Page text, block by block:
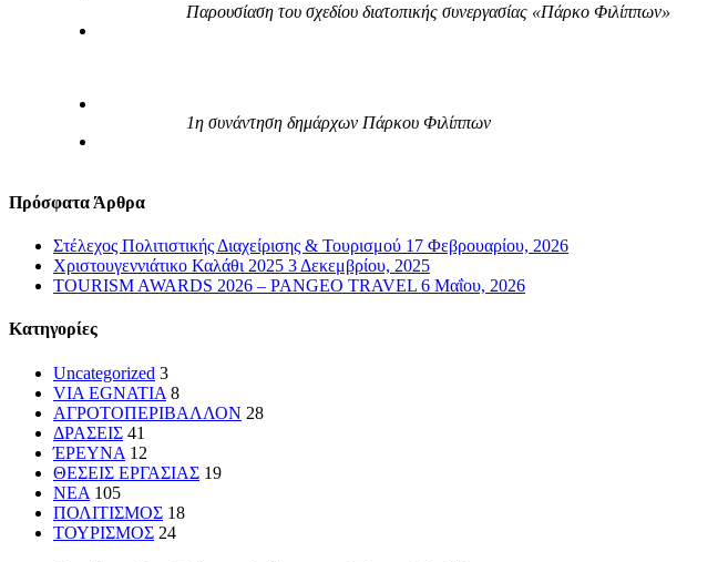
Παρουσίαση του σχεδίου διατοπικής συνεργασίας «Πάρκο Φιλίππων»
1η συνάντηση δημάρχων Πάρκου Φιλίππων
Πρόσφατα Άρθρα
Στέλεχος Πολιτιστικής Διαχείρισης & Τουρισμού 17 Φεβρουαρίου, 2026
Χριστουγεννιάτικο Καλάθι 2025 3 Δεκεμβρίου, 2025
TOURISM AWARDS 2026 – PANGEO TRAVEL 6 Μαΐου, 2026
Kατηγορίες
Uncategorized 3
VIA EGNATIA 8
ΑΓΡΟΤΟΠΕΡΙΒΑΛΛΟΝ 28
ΔΡΑΣΕΙΣ 41
ΈΡΕΥΝΑ 12
ΘΕΣΕΙΣ ΕΡΓΑΣΙΑΣ 19
ΝΕΑ 105
ΠΟΛΙΤΙΣΜΟΣ 18
ΤΟΥΡΙΣΜΟΣ 24